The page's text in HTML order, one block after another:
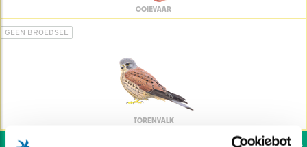
OOIEVAAR
GEEN BROEDSEL
TORENVALK